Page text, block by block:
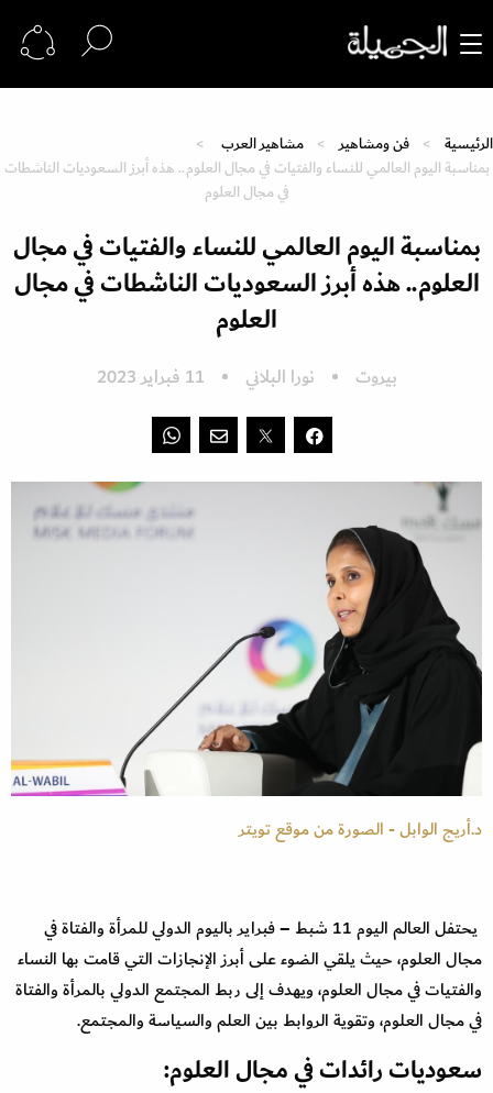
الرئيسية فن ومشاهير
مشاهير العرب
بمناسبة اليوم العالمي للنساء والفتيات في مجال العلوم.. هذه أبرز السعوديات الناشطات
في مجال العلوم
بمناسبة اليوم العالمي للنساء والفتيات في مجال
العلوم.. هذه أبرز السعوديات الناشطات في مجال
العلوم
بيروت نورا البلاني 11 فبراير 2023
د.أريج الوابل - الصورة من موقع تويتر
يحتفل العالم اليوم 11 شبط – فبراير باليوم الدولي للمرأة والفتاة في
مجال العلوم، حيث يلقي الضوء على أبرز الإنجازات التي قامت بها النساء
والفتيات في مجال العلوم، ويهدف إلى ربط المجتمع الدولي بالمرأة والفتاة
في مجال العلوم، وتقوية الروابط بين العلم والسياسة والمجتمع.
سعوديات رائدات في مجال العلوم: